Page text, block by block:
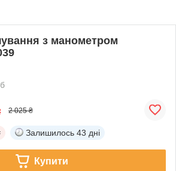
з манометром
2 025 ₴
Залишилось 43 дні
Купити